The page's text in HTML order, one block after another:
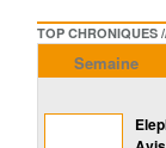
TOP CHRONIQUES
Semaine